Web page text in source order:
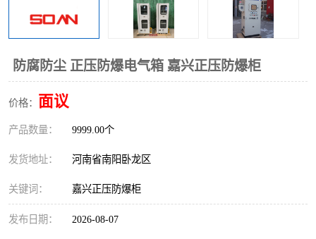
防腐防尘 正压防爆电气箱 嘉兴正压防爆柜
价格： 面议
产品数量： 9999.00个
发货地址： 河南省南阳卧龙区
关键词： 嘉兴正压防爆柜
发布日期： 2026-08-07